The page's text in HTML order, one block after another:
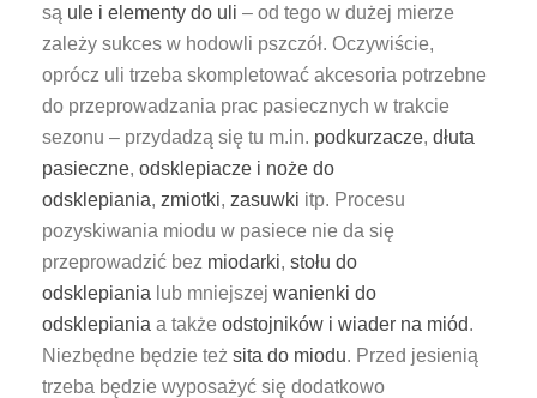
są ule i elementy do uli – od tego w dużej mierze
zależy sukces w hodowli pszczół. Oczywiście,
oprócz uli trzeba skompletować akcesoria potrzebne
do przeprowadzania prac pasiecznych w trakcie
sezonu – przydadzą się tu m.in. podkurzacze, dłuta
pasieczne, odsklepiacze i noże do
odsklepiania, zmiotki, zasuwki itp. Procesu
pozyskiwania miodu w pasiece nie da się
przeprowadzić bez miodarki, stołu do
odsklepiania lub mniejszej wanienki do
odsklepiania a także odstojników i wiader na miód.
Niezbędne będzie też sita do miodu. Przed jesienią
trzeba będzie wyposażyć się dodatkowo